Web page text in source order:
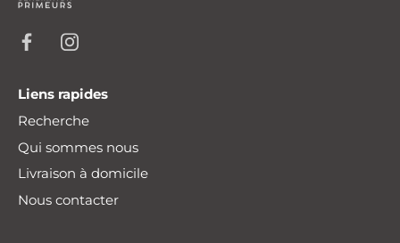
Liens rapides
Recherche
Qui sommes nous
Livraison à domicile
Nous contacter